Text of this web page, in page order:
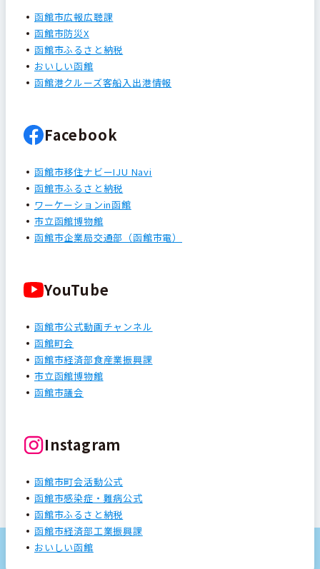
函館市広報広聴課
函館市防災X
函館市ふるさと納税
おいしい函館
函館港クルーズ客船入出港情報
Facebook
函館市移住ナビーIJU Navi
函館市ふるさと納税
ワーケーションin函館
市立函館博物館
函館市企業局交通部（函館市電）
YouTube
函館市公式動画チャンネル
函館町会
函館市経済部食産業振興課
市立函館博物館
函館市議会
Instagram
函館市町会活動公式
函館市感染症・難病公式
函館市ふるさと納税
函館市経済部工業振興課
おいしい函館